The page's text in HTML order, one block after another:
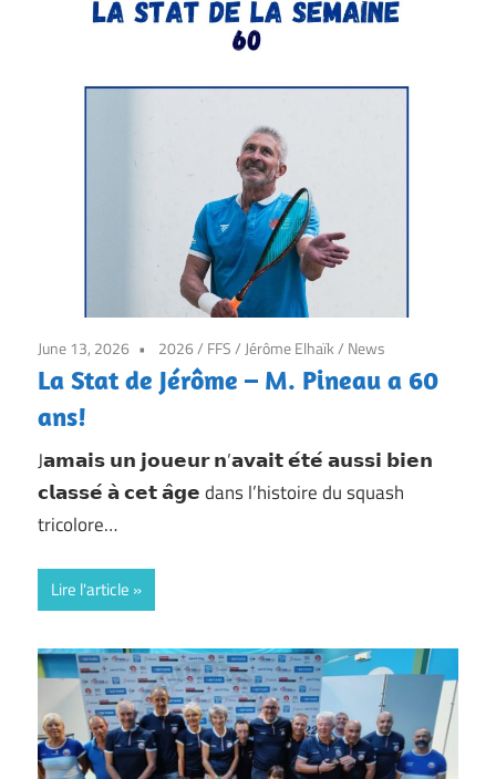
June 13, 2026 2026/ FFS/ Jérôme Elhaïk/ News
La Stat de Jérôme – M. Pineau a 60
ans!
J𝗮𝗺𝗮𝗶𝘀 𝘂𝗻 𝗷𝗼𝘂𝗲𝘂𝗿 𝗻’𝗮𝘃𝗮𝗶𝘁 𝗲́𝘁𝗲́ 𝗮𝘂𝘀𝘀𝗶 𝗯𝗶𝗲𝗻
𝗰𝗹𝗮𝘀𝘀𝗲́ 𝗮̀ 𝗰𝗲𝘁 𝗮̂𝗴𝗲 dans l’histoire du squash
tricolore…
Lire l'article